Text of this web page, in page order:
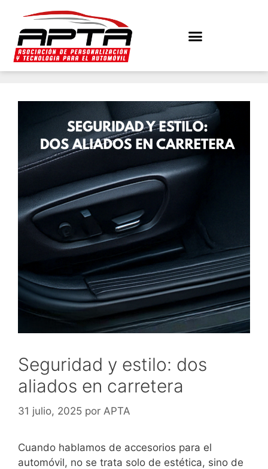
Seguridad y estilo: dos
aliados en carretera
31 julio, 2025 por APTA
Cuando hablamos de accesorios para el
automóvil, no se trata solo de estética, sino de